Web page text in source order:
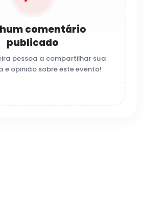
comentário
publicado
pessoa a compartilhar sua
e opinião sobre este evento!